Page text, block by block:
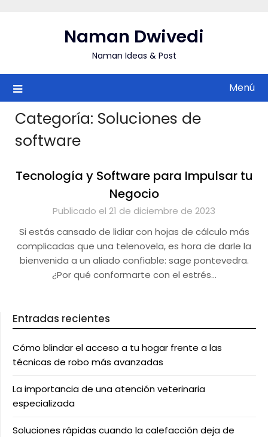
Naman Dwivedi
Naman Ideas & Post
Menú
Categoría: Soluciones de
software
Tecnología y Software para Impulsar tu
Negocio
Publicado el 21 de diciembre de 2023
Si estás cansado de lidiar con hojas de cálculo más
complicadas que una telenovela, es hora de darle la
bienvenida a un aliado confiable: sage pontevedra.
¿Por qué conformarte con el estrés…
Entradas recientes
Cómo blindar el acceso a tu hogar frente a las
técnicas de robo más avanzadas
La importancia de una atención veterinaria
especializada
Soluciones rápidas cuando la calefacción deja de